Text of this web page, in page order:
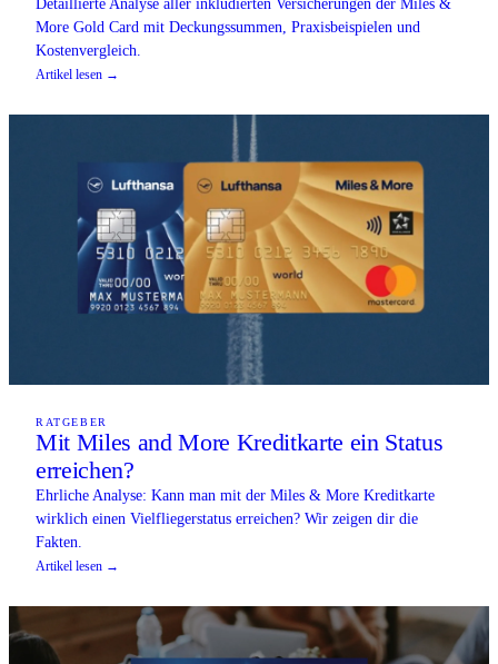
Detaillierte Analyse aller inkludierten Versicherungen der Miles &
More Gold Card mit Deckungssummen, Praxisbeispielen und
Kostenvergleich.
Artikel lesen →
RATGEBER
Mit Miles and More Kreditkarte ein Status
erreichen?
Ehrliche Analyse: Kann man mit der Miles & More Kreditkarte
wirklich einen Vielfliegerstatus erreichen? Wir zeigen dir die
Fakten.
Artikel lesen →